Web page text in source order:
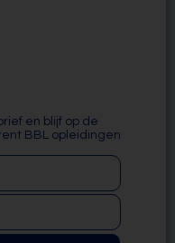
en blijf op de
BBL opleidingen